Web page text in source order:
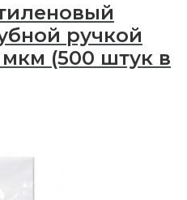
ручкой
(500 штук в